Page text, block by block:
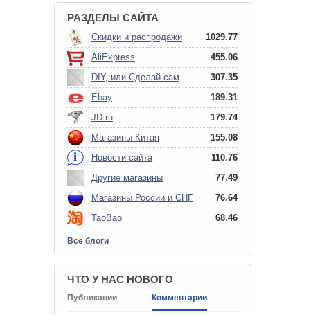
РАЗДЕЛЫ САЙТА
Скидки и распродажи
1029.77
AliExpress
455.06
DIY, или Сделай сам
307.35
Ebay
189.31
JD.ru
179.74
Магазины Китая
155.08
Новости сайта
110.76
Другие магазины
77.49
Магазины России и СНГ
76.64
TaoBao
68.46
Все блоги
ЧТО У НАС НОВОГО
Публикации Комментарии